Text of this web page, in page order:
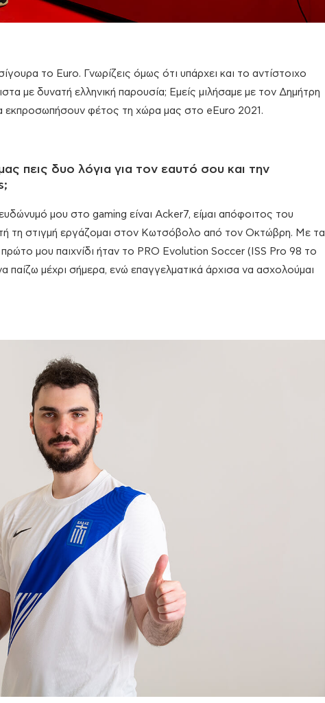
το Euro. Γνωρίζεις όμως ότι υπάρχει και το αντίστοιχο
με δυνατή ελληνική παρουσία; Εμείς μιλήσαμε με τον Δημήτρη
εκπροσωπήσουν φέτος τη χώρα μας στο eEuro 2021.
πεις δυο λόγια για τον εαυτό σου και την
μου στο gaming είναι Acker7, είμαι απόφοιτος του
τη στιγμή εργάζομαι στον Κωτσόβολο από τον Οκτώβρη. Με τα
μου παιχνίδι ήταν το PRO Evolution Soccer (ISS Pro 98 το
παίζω μέχρι σήμερα, ενώ επαγγελματικά άρχισα να ασχολούμαι